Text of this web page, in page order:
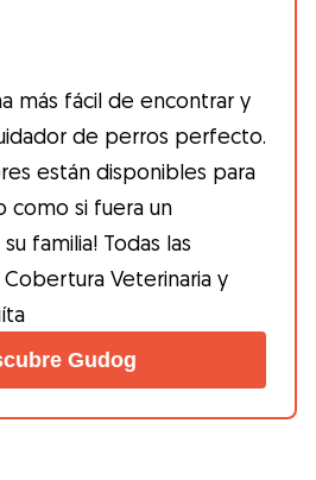
más fácil de encontrar y
de perros perfecto.
están disponibles para
como si fuera un
familia! Todas las
Veterinaria y
Gudog